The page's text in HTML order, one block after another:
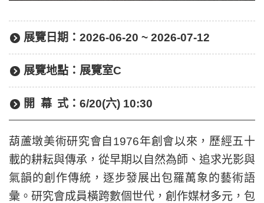
展覽日期： 2026-06-20 ~ 2026-07-12
展覽地點： 展覽室C
開幕 式： 6/20(六) 10:30
葫蘆墩美術研究會自1976年創會以來，歷經五十
載的耕耘與傳承，從早期以自然為師、追求光影與
氣韻的創作傳統，逐步發展出包羅萬象的藝術語
彙。研究會成員橫跨數個世代，創作媒材多元，包